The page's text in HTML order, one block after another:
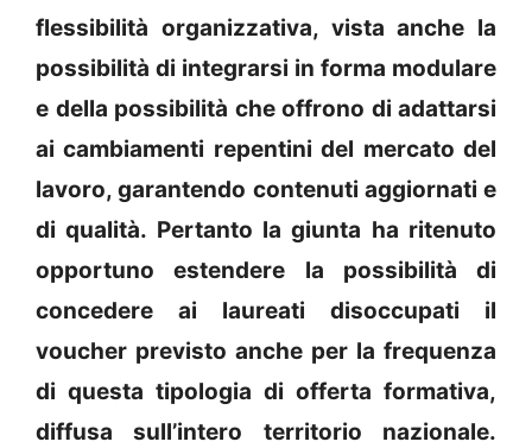
flessibilità organizzativa, vista anche la
possibilità di integrarsi in forma modulare
e della possibilità che offrono di adattarsi
ai cambiamenti repentini del mercato del
lavoro, garantendo contenuti aggiornati e
di qualità. Pertanto la giunta ha ritenuto
opportuno estendere la possibilità di
concedere ai laureati disoccupati il
voucher previsto anche per la frequenza
di questa tipologia di offerta formativa,
diffusa sull’intero territorio nazionale.